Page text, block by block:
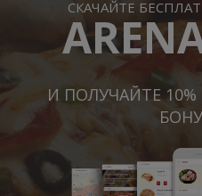
СКАЧАЙТЕ
И ПОЛУЧАЙТЕ